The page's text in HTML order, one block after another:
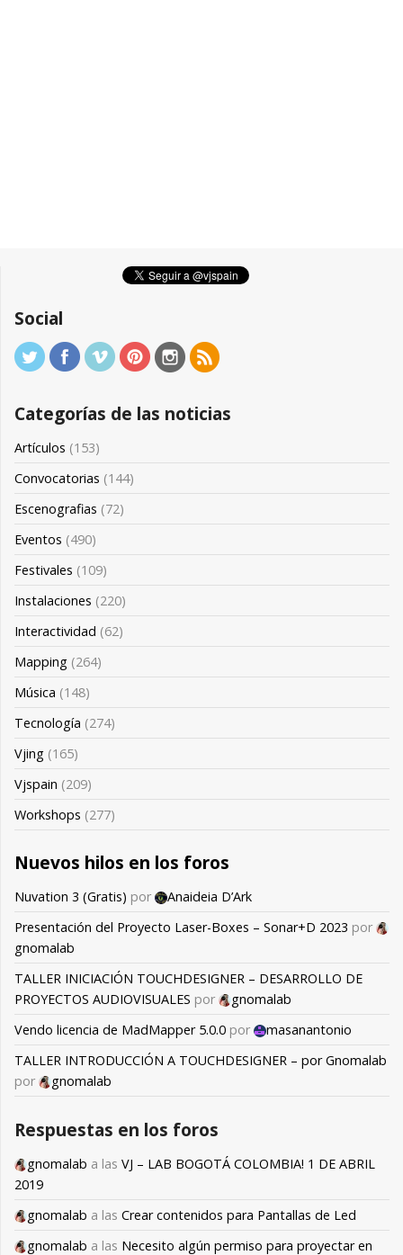
Social
Categorías de las noticias
Artículos (153)
Convocatorias (144)
Escenografias (72)
Eventos (490)
Festivales (109)
Instalaciones (220)
Interactividad (62)
Mapping (264)
Música (148)
Tecnología (274)
Vjing (165)
Vjspain (209)
Workshops (277)
Nuevos hilos en los foros
Nuvation 3 (Gratis) por
Anaideia D’Ark
Presentación del Proyecto Laser-Boxes – Sonar+D 2023 por
gnomalab
TALLER INICIACIÓN TOUCHDESIGNER – DESARROLLO DE
PROYECTOS AUDIOVISUALES por
gnomalab
Vendo licencia de MadMapper 5.0.0 por
masanantonio
TALLER INTRODUCCIÓN A TOUCHDESIGNER – por Gnomalab
por
gnomalab
Respuestas en los foros
gnomalab a las VJ – LAB BOGOTÁ COLOMBIA! 1 DE ABRIL
2019
gnomalab a las Crear contenidos para Pantallas de Led
gnomalab a las Necesito algún permiso para proyectar en